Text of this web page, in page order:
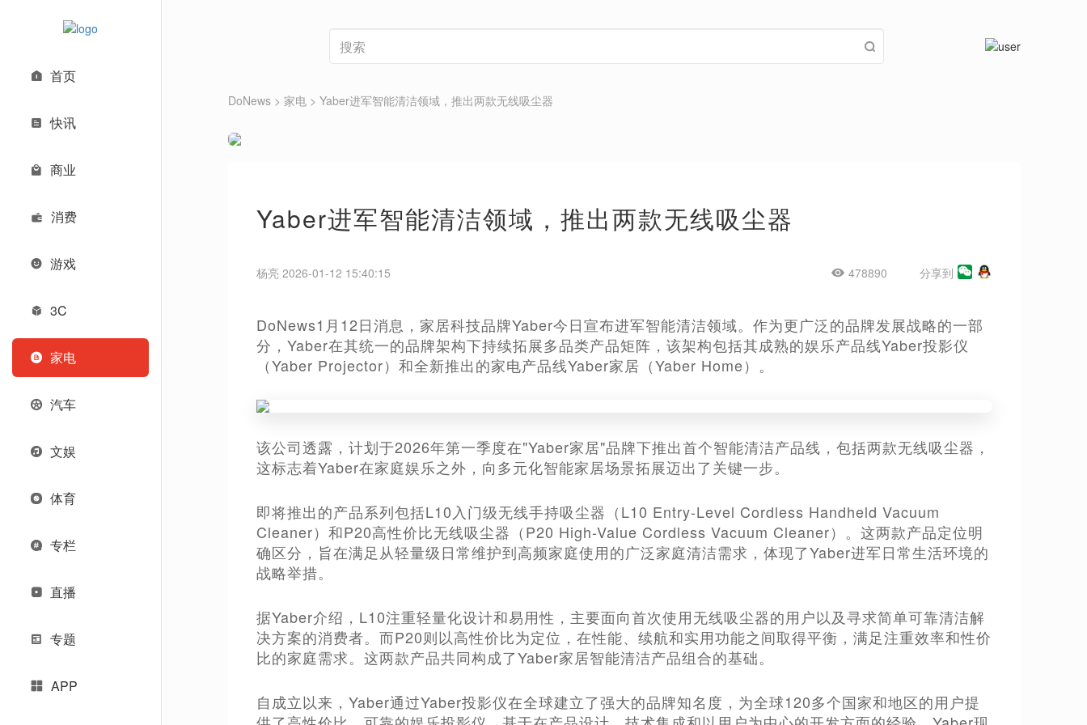
首页
快讯
商业
消费
游戏
3C
家电
汽车
文娱
体育
专栏
直播
专题
APP
DoNews > 家电 > Yaber进军智能清洁领域，推出两款无线吸尘器
Yaber进军智能清洁领域，推出两款无线吸尘器
杨亮 2026-01-12 15:40:15 478890 分享到
DoNews1月12日消息，家居科技品牌Yaber今日宣布进军智能清洁领域。作为更广泛的品牌发展战略的一部
分，Yaber在其统一的品牌架构下持续拓展多品类产品矩阵，该架构包括其成熟的娱乐产品线Yaber投影仪
（Yaber Projector）和全新推出的家电产品线Yaber家居（Yaber Home）。
该公司透露，计划于2026年第一季度在"Yaber家居"品牌下推出首个智能清洁产品线，包括两款无线吸尘器，
这标志着Yaber在家庭娱乐之外，向多元化智能家居场景拓展迈出了关键一步。
即将推出的产品系列包括L10入门级无线手持吸尘器（L10 Entry-Level Cordless Handheld Vacuum
Cleaner）和P20高性价比无线吸尘器（P20 High-Value Cordless Vacuum Cleaner）。这两款产品定位明
确区分，旨在满足从轻量级日常维护到高频家庭使用的广泛家庭清洁需求，体现了Yaber进军日常生活环境的
战略举措。
据Yaber介绍，L10注重轻量化设计和易用性，主要面向首次使用无线吸尘器的用户以及寻求简单可靠清洁解
决方案的消费者。而P20则以高性价比为定位，在性能、续航和实用功能之间取得平衡，满足注重效率和性价
比的家庭需求。这两款产品共同构成了Yaber家居智能清洁产品组合的基础。
自成立以来，Yaber通过Yaber投影仪在全球建立了强大的品牌知名度，为全球120多个国家和地区的用户提